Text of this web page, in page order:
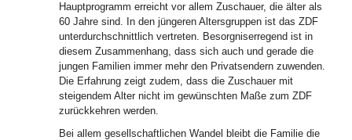
Hauptprogramm erreicht vor allem Zuschauer, die älter als
60 Jahre sind. In den jüngeren Altersgruppen ist das ZDF
unterdurchschnittlich vertreten. Besorgniserregend ist in
diesem Zusammenhang, dass sich auch und gerade die
jungen Familien immer mehr den Privatsendern zuwenden.
Die Erfahrung zeigt zudem, dass die Zuschauer mit
steigendem Alter nicht im gewünschten Maße zum ZDF
zurückkehren werden.
Bei allem gesellschaftlichen Wandel bleibt die Familie die